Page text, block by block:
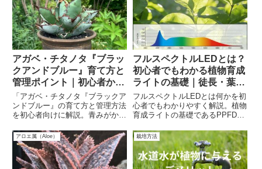
を育てたい方必見です。
アガベ・チタノタ『ブラッ
クアンドブルー』育て方と
管理ポイント｜初心者から
始める多肉植物
「アガベ・チタノタ『ブラックア
ンドブルー』の育て方と管理方法
を初心者向けに解説。青みがかっ
の多肉植物の魅力や、初心者でも
安心して育てられるポイントを紹
介します。日本の気候での管理の
コツも解説！」
フルスペクトルLEDとは？
初心者でもわかる植物育成
ライトの基礎｜徒長・葉焼
けを防ぐ光の選び方
フルスペクトルLEDとは何かを初
心者でもわかりやすく解説。植物
育成ライトの基礎であるPPFD・
介。徒長や葉焼けを防ぐ正しい光
の選び方がわかります。
アロエ属（Aloe） 栽培方法